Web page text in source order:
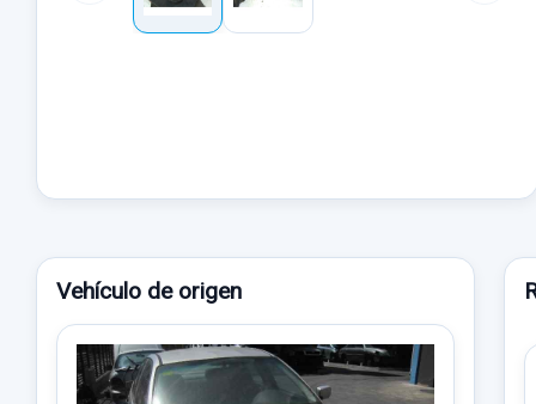
Vehículo de origen